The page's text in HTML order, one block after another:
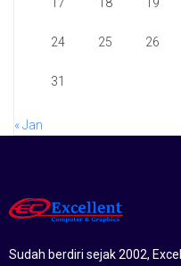
24 25 26
31
« Jan
Sudah berdiri sejak 2002,